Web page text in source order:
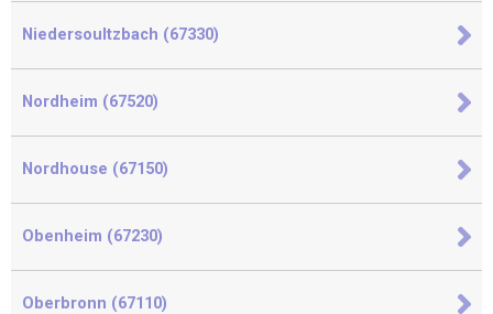
Niedersoultzbach (67330)
Nordheim (67520)
Nordhouse (67150)
Obenheim (67230)
Oberbronn (67110)